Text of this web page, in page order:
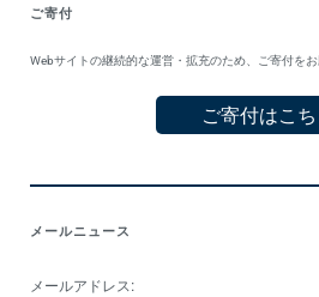
ご寄付
Webサイトの継続的な運営・拡充のため、ご寄付をお
ご寄付はこ
メールニュース
メールアドレス: